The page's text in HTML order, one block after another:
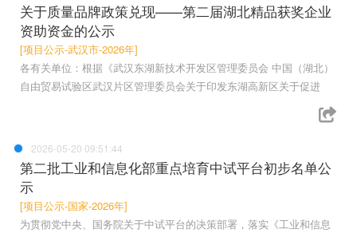
关于质量品牌政策兑现——第二届湖北精品获奖企业
资助资金的公示
[项目公示-武汉市-2026年]
各有关单位：根据《武汉东湖新技术开发区管理委员会 中国（湖北）
自由贸易试验区武汉片区管理委员会关于印发东湖高新区关于促进
2026-05-20 09:51:44
第二批工业和信息化部重点培育中试平台初步名单公
示
[项目公示-国家-2026年]
为贯彻党中央、国务院关于中试平台的决策部署，落实《工业和信息